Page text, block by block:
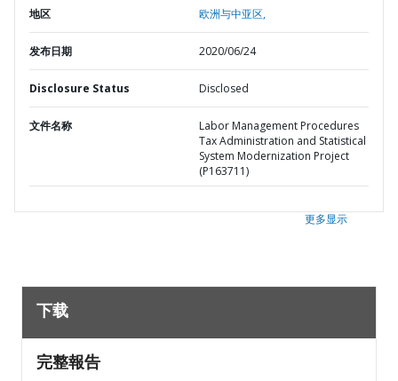
地区 欧洲与中亚区,
发布日期 2020/06/24
Disclosure Status Disclosed
文件名称
Labor Management Procedures
Tax Administration and Statistical
System Modernization Project
(P163711)
更多显示
下载
完整報告